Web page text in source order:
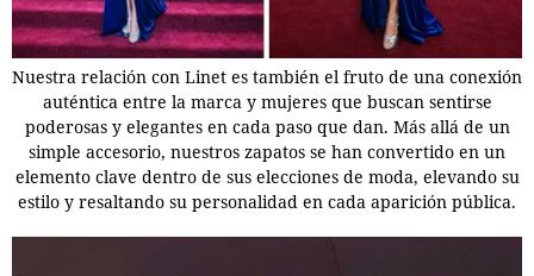
Nuestra relación con Linet es también el fruto de una conexión
auténtica entre la marca y mujeres que buscan sentirse
poderosas y elegantes en cada paso que dan. Más allá de un
simple accesorio, nuestros zapatos se han convertido en un
elemento clave dentro de sus elecciones de moda, elevando su
estilo y resaltando su personalidad en cada aparición pública.